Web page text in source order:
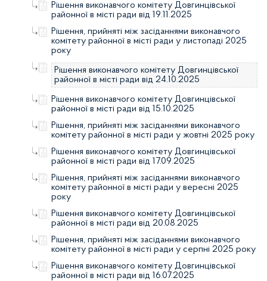
Рішення виконавчого комітету Довгинцівської
районної в місті ради від 19.11.2025
Рішення, прийняті між засіданнями виконавчого
комітету районної в місті ради у листопаді 2025
року
Рішення виконавчого комітету Довгинцівської
районної в місті ради від 24.10.2025
Рішення виконавчого комітету Довгинцівської
районної в місті ради від 15.10.2025
Рішення, прийняті між засіданнями виконавчого
комітету районної в місті ради у жовтні 2025 року
Рішення виконавчого комітету Довгинцівської
районної в місті ради від 17.09.2025
Рішення, прийняті між засіданнями виконавчого
комітету районної в місті ради у вересні 2025
року
Рішення виконавчого комітету Довгинцівської
районної в місті ради від 20.08.2025
Рішення, прийняті між засіданнями виконавчого
комітету районної в місті ради у серпні 2025 року
Рішення виконавчого комітету Довгинцівської
районної в місті ради від 16.07.2025